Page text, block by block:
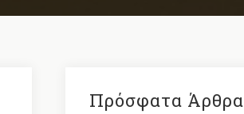
Πρόσφατα Άρθρα